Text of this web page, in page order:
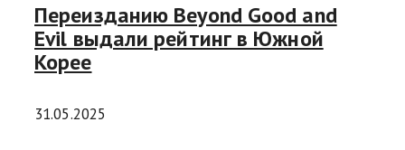
Переизданию Beyond Good and
Evil выдали рейтинг в Южной
Корее
31.05.2025